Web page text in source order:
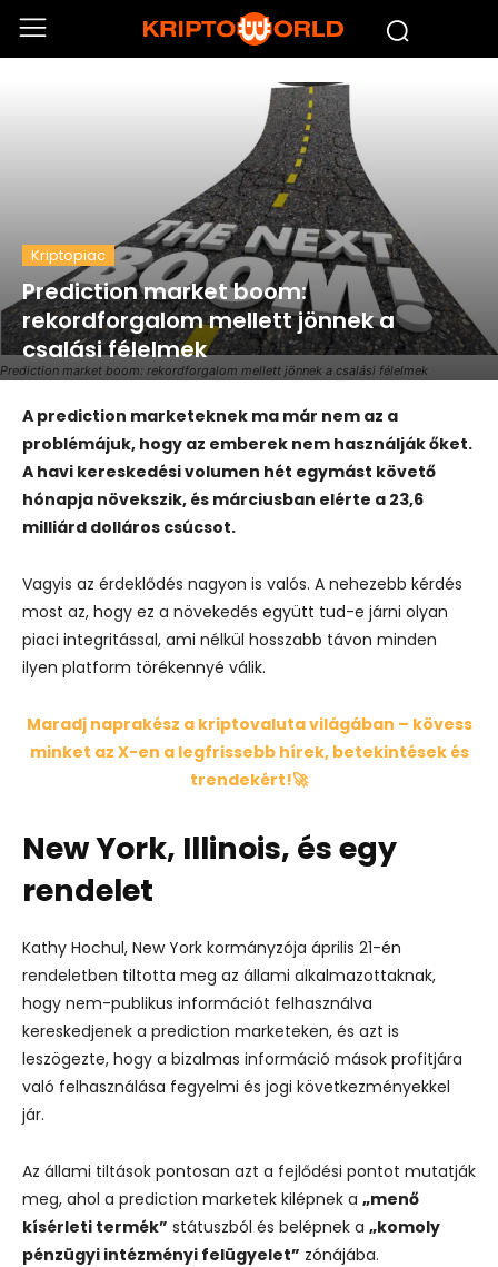
Prediction market boom: rekordforgalom mellett jönnek a csalási félelmek
Kriptopiac
Prediction market boom:
rekordforgalom mellett jönnek a
csalási félelmek
A prediction marketeknek ma már nem az a
problémájuk, hogy az emberek nem használják őket.
A havi kereskedési volumen hét egymást követő
hónapja növekszik, és márciusban elérte a 23,6
milliárd dolláros csúcsot.
Vagyis az érdeklődés nagyon is valós. A nehezebb kérdés
most az, hogy ez a növekedés együtt tud-e járni olyan
piaci integritással, ami nélkül hosszabb távon minden
ilyen platform törékennyé válik.
Maradj naprakész a kriptovaluta világában – kövess
minket az X-en a legfrissebb hírek, betekintések és
trendekért!🚀
New York, Illinois, és egy
rendelet
Kathy Hochul, New York kormányzója április 21-én
rendeletben tiltotta meg az állami alkalmazottaknak,
hogy nem-publikus információt felhasználva
kereskedjenek a prediction marketeken, és azt is
leszögezte, hogy a bizalmas információ mások profitjára
való felhasználása fegyelmi és jogi következményekkel
jár.
Az állami tiltások pontosan azt a fejlődési pontot mutatják
meg, ahol a prediction marketek kilépnek a „menő
kísérleti termék” státuszból és belépnek a „komoly
pénzügyi intézményi felügyelet” zónájába.